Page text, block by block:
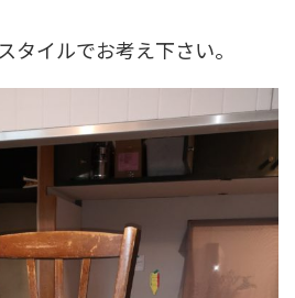
イルでお考え下さい。